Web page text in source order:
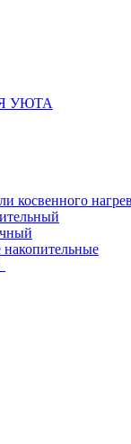
УЮТА
косвенного
накопительные